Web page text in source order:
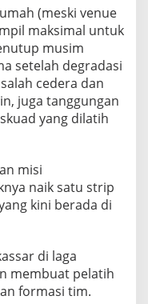
(meski venue
maksimal untuk
musim
setelah degradasi
cedera dan
juga tanggungan
yang dilatih
misi
naik satu strip
kini berada di
di laga
membuat pelatih
formasi tim.